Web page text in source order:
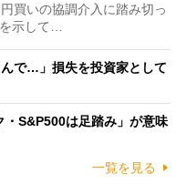
買いの協調介入に踏み切っ
示して…
んで…」損失を投資家として
・S&P500は足踏み」が意味
一覧を見る